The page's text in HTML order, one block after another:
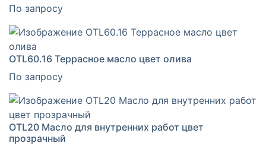
По запросу
OTL60.16 Террасное масло цвет олива
По запросу
OTL20 Масло для внутренних работ цвет
прозрачный